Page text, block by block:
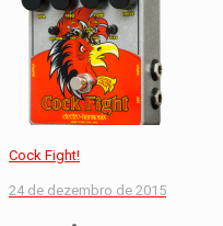
Cock Fight!
24 de dezembro de 2015